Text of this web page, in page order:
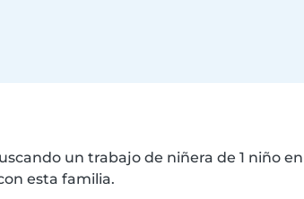
un trabajo de niñera de 1 niño
esta familia.